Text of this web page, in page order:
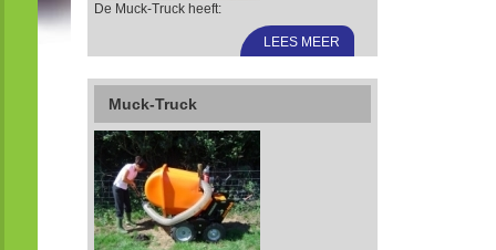
De Muck-Truck heeft:
LEES MEER
Muck-Truck